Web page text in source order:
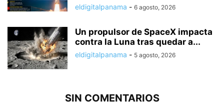
eldigitalpanama - 6 agosto, 2026
Un propulsor de SpaceX impacta
contra la Luna tras quedar a...
eldigitalpanama - 5 agosto, 2026
SIN COMENTARIOS